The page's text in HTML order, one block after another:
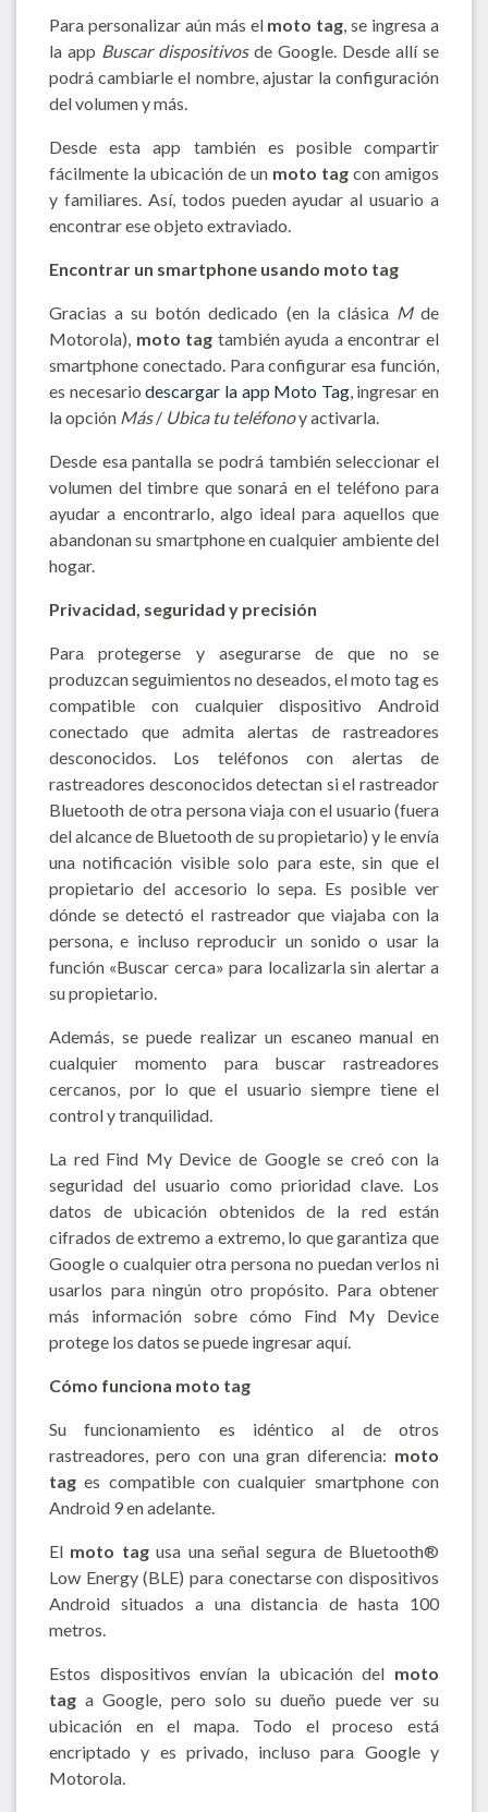
Para personalizar aún más el moto tag, se ingresa a
la app Buscar dispositivosde Google. Desde allí se
podrá cambiarle el nombre, ajustar la configuración
del volumen y más.
Desde esta app también es posible compartir
fácilmente la ubicación de un moto tag con amigos
y familiares. Así, todos pueden ayudar al usuario a
encontrar ese objeto extraviado.
Encontrar un smartphone usando moto tag
Gracias a su botón dedicado (en la clásica Mde
Motorola), moto tag también ayuda a encontrar el
smartphone conectado. Para configurar esa función,
es necesariodescargar la app Moto Tag, ingresar en
la opción Más/ Ubica tu teléfonoy activarla.
Desde esa pantalla se podrá también seleccionar el
volumen del timbre que sonará en el teléfono para
ayudar a encontrarlo, algo ideal para aquellos que
abandonan su smartphone en cualquier ambiente del
hogar.
Privacidad, seguridad y precisión
Para protegerse y asegurarse de que no se
produzcan seguimientos no deseados, el moto tag es
compatible con cualquier dispositivo Android
conectado que admita alertas de rastreadores
desconocidos. Los teléfonos con alertas de
rastreadores desconocidos detectan si el rastreador
Bluetooth de otra persona viaja con el usuario (fuera
del alcance de Bluetooth de su propietario) y le envía
una notificación visible solo para este, sin que el
propietario del accesorio lo sepa. Es posible ver
dónde se detectó el rastreador que viajaba con la
persona, e incluso reproducir un sonido o usar la
función «Buscar cerca» para localizarla sin alertar a
su propietario.
Además, se puede realizar un escaneo manual en
cualquier momento para buscar rastreadores
cercanos, por lo que el usuario siempre tiene el
control y tranquilidad.
La red Find My Device de Google se creó con la
seguridad del usuario como prioridad clave. Los
datos de ubicación obtenidos de la red están
cifrados de extremo a extremo, lo que garantiza que
Google o cualquier otra persona no puedan verlos ni
usarlos para ningún otro propósito. Para obtener
más información sobre cómo Find My Device
protege los datos se puede ingresar aquí.
Cómo funciona moto tag
Su funcionamiento es idéntico al de otros
rastreadores, pero con una gran diferencia: moto
tag es compatible con cualquier smartphone con
Android 9 en adelante.
El moto tagusa una señal segura de Bluetooth®
Low Energy (BLE) para conectarse con dispositivos
Android situados a una distancia de hasta 100
metros.
Estos dispositivos envían la ubicación del moto
tag a Google, pero solo su dueño puede ver su
ubicación en el mapa. Todo el proceso está
encriptado y es privado, incluso para Google y
Motorola.